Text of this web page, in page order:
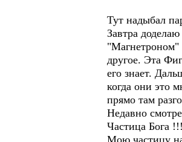
Тут надыбал
Завтра
"Магнетроном"
другое. Эта
его знает.
когда они это
прямо там
Недавно
Частица Бога
Мою частицу